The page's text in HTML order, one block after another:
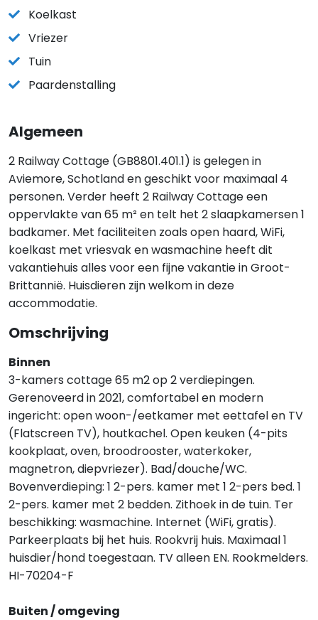
Koelkast
Vriezer
Tuin
Paardenstalling
Algemeen
2 Railway Cottage (GB8801.401.1) is gelegen in
Aviemore, Schotland en geschikt voor maximaal 4
personen. Verder heeft 2 Railway Cottage een
oppervlakte van 65 m² en telt het 2 slaapkamersen 1
badkamer. Met faciliteiten zoals open haard, WiFi,
koelkast met vriesvak en wasmachine heeft dit
vakantiehuis alles voor een fijne vakantie in Groot-
Brittannië. Huisdieren zijn welkom in deze
accommodatie.
Omschrijving
Binnen
3-kamers cottage 65 m2 op 2 verdiepingen.
Gerenoveerd in 2021, comfortabel en modern
ingericht: open woon-/eetkamer met eettafel en TV
(Flatscreen TV), houtkachel. Open keuken (4-pits
kookplaat, oven, broodrooster, waterkoker,
magnetron, diepvriezer). Bad/douche/WC.
Bovenverdieping: 1 2-pers. kamer met 1 2-pers bed. 1
2-pers. kamer met 2 bedden. Zithoek in de tuin. Ter
beschikking: wasmachine. Internet (WiFi, gratis).
Parkeerplaats bij het huis. Rookvrij huis. Maximaal 1
huisdier/hond toegestaan. TV alleen EN. Rookmelders.
HI-70204-F
Buiten / omgeving